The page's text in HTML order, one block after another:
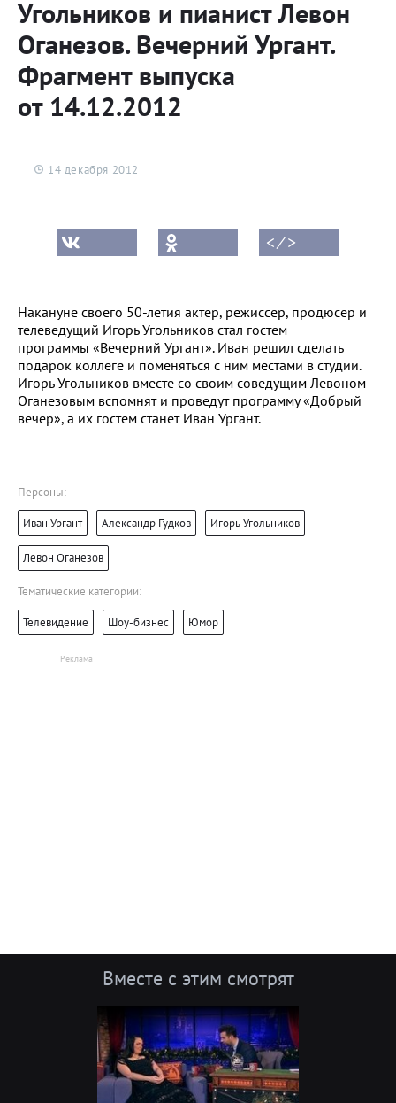
Угольников и пианист Левон
Оганезов. Вечерний Ургант.
Фрагмент выпуска
от 14.12.2012
14 декабря 2012
< ⁄ >
Накануне своего 50-летия актер, режиссер, продюсер и
телеведущий Игорь Угольников стал гостем
программы «Вечерний Ургант». Иван решил сделать
подарок коллеге и поменяться с ним местами в студии.
Игорь Угольников вместе со своим соведущим Левоном
Оганезовым вспомнят и проведут программу «Добрый
вечер», а их гостем станет Иван Ургант.
Персоны:
Иван Ургант Александр Гудков Игорь Угольников
Левон Оганезов
Тематические категории:
Телевидение Шоу-бизнес Юмор
Вместе с этим смотрят